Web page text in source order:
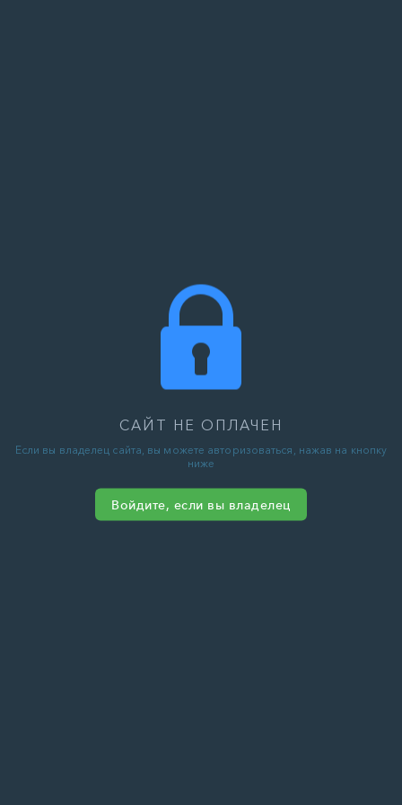
САЙТ НЕ ОПЛАЧЕН
Если вы владелец сайта, вы можете авторизоваться, нажав на кнопку
ниже
Войдите, если вы владелец